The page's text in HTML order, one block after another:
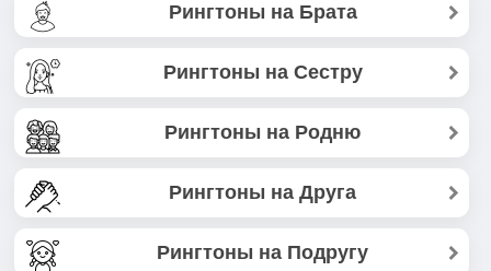
Рингтоны на Брата
Рингтоны на Сестру
Рингтоны на Родню
Рингтоны на Друга
Рингтоны на Подругу